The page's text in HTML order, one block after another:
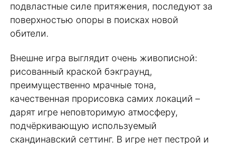
подвластные силе притяжения, последуют за
поверхностью опоры в поисках новой
обители.
Внешне игра выглядит очень живописной:
рисованный краской бэкграунд,
преимущественно мрачные тона,
качественная прорисовка самих локаций –
дарят игре неповторимую атмосферу,
подчёркивающую используемый
скандинавский сеттинг. В игре нет пестрой и